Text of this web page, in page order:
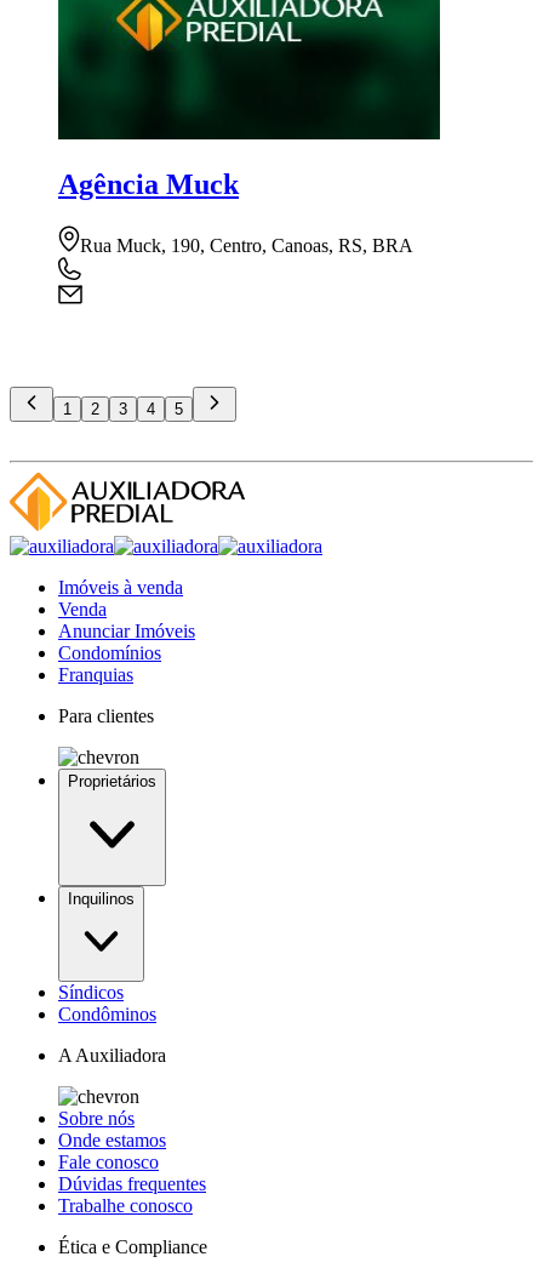
Agência Muck
Rua Muck, 190, Centro, Canoas, RS, BRA
1 2 3 4 5
Imóveis à venda
Venda
Anunciar Imóveis
Condomínios
Franquias
Para clientes
Proprietários
Inquilinos
Síndicos
Condôminos
A Auxiliadora
Sobre nós
Onde estamos
Fale conosco
Dúvidas frequentes
Trabalhe conosco
Ética e Compliance